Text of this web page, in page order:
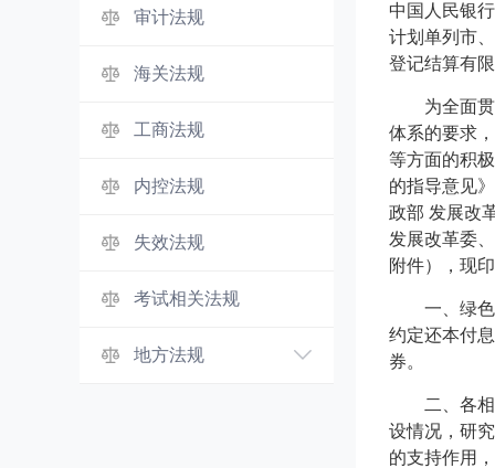
审计法规
海关法规
工商法规
内控法规
失效法规
考试相关法规
地方法规
中国人民银
计划单列市
登记结算有
为全面
体系的要求
等方面的积
的指导意见
政部 发展改
发展改革委
附件），现
一、绿
约定还本付
券。
二、各
设情况，研
的支持作用